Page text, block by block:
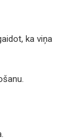
ka viņa